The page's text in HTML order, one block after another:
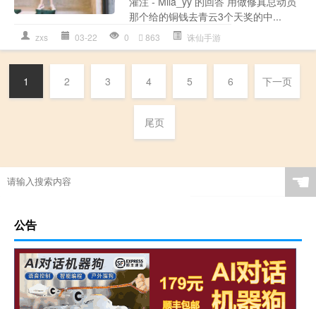
那个给的铜钱去青云3个天奖的中...
zxs 03-22 0 863 诛仙手游
1 2 3 4 5 6 下一页
尾页
☚
公告